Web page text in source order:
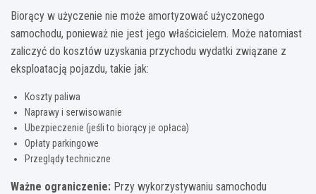
Biorący w użyczenie nie może amortyzować użyczonego
samochodu, ponieważ nie jest jego właścicielem. Może natomiast
zaliczyć do kosztów uzyskania przychodu wydatki związane z
eksploatacją pojazdu, takie jak:
Koszty paliwa
Naprawy i serwisowanie
Ubezpieczenie (jeśli to biorący je opłaca)
Opłaty parkingowe
Przeglądy techniczne
Ważne ograniczenie: Przy wykorzystywaniu samochodu